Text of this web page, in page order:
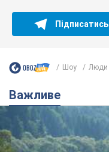
Підписатись
Шоу Люди
Важливе